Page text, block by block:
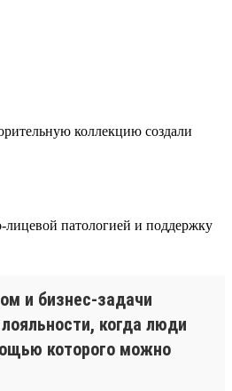
коллекцию создали
патологией и поддержку
и бизнес-задачи
когда люди
которого можно